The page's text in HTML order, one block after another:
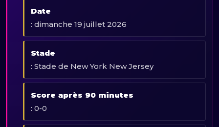
Date
: dimanche 19 juillet 2026
Stade
: Stade de New York New Jersey
Score après 90 minutes
: 0-0